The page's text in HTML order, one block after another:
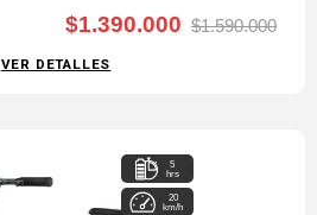
$1.390.000 $1.590.000
VER DETALLES
5
hrs
20
km/h